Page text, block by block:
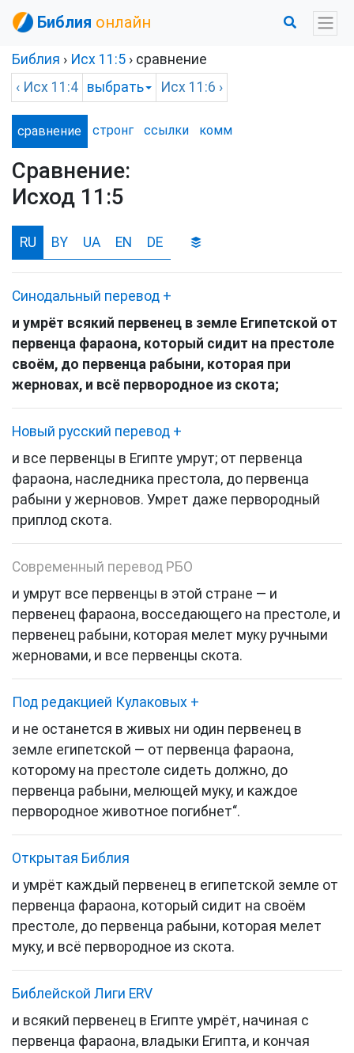
Библия онлайн
Библия › Исх 11:5 › сравнение
‹ Исх 11:4 выбрать Исх 11:6 ›
сравнение стронг ссылки комм
Сравнение:
Исход 11:5
RU BY UA EN DE
Синодальный перевод +
и умрёт всякий первенец в земле Египетской от
первенца фараона, который сидит на престоле
своём, до первенца рабыни, которая при
жерновах, и всё первородное из скота;
Новый русский перевод +
и все первенцы в Египте умрут; от первенца
фараона, наследника престола, до первенца
рабыни у жерновов. Умрет даже первородный
приплод скота.
Современный перевод РБО
и умрут все первенцы в этой стране — и
первенец фараона, восседающего на престоле, и
первенец рабыни, которая мелет муку ручными
жерновами, и все первенцы скота.
Под редакцией Кулаковых +
и не останется в живых ни один первенец в
земле египетской — от первенца фараона,
которому на престоле сидеть должно, до
первенца рабыни, мелющей муку, и каждое
первородное животное погибнет“.
Открытая Библия
и умрёт каждый первенец в египетской земле от
первенца фараона, который сидит на своём
престоле, до первенца рабыни, которая мелет
муку, и всё первородное из скота.
Библейской Лиги ERV
и всякий первенец в Египте умрёт, начиная с
первенца фараона, владыки Египта, и кончая